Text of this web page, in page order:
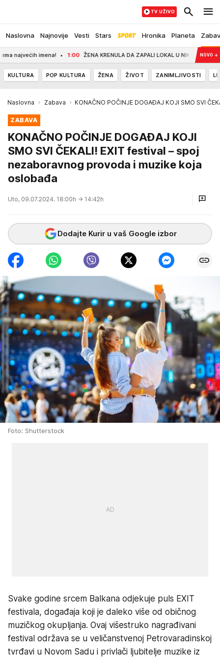
Naslovna Najnovije Vesti Stars Hronika Planeta
TV UŽIVO
imena! 1:00 ŽENA KRENULA DA ZAPALI LOKAL U NIKŠIĆU?! UlaznaNOVO →
KULTURA POP KULTURA ŽENA ŽIVOT ZANIMLJIVOSTI
Naslovna Zabava KONAČNO POČINJE DOGAĐAJ KOJI SMO SVI
ZABAVA
KONAČNO POČINJE DOGAĐAJ KOJI
SMO SVI ČEKALI! EXIT festival – spoj
nezaboravnog provoda i muzike koja
oslobađa
Uto, 09.07.2024. 18:00h → 14:42h
Dodajte Kurir u vaš Google izbor
Foto: Shutterstock
Svake godine srcem Balkana odjekuje puls EXIT
festivala, događaja koji je daleko više od običnog
muzičkog okupljanja. Ovaj višestruko nagrađivani
festival održava se u veličanstvenoj Petrovaradinskoj
tvrđavi u Novom Sadu i privlači ljubitelje muzike iz